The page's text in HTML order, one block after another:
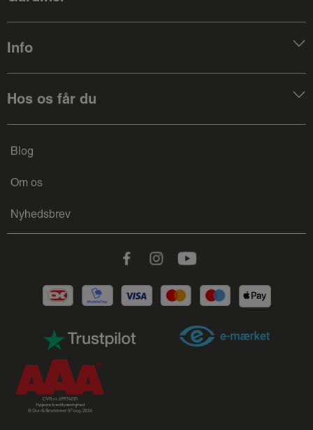
Info
Hos os får du
Blog
Om os
Nyhedsbrev
FacebookInstagramYoutube